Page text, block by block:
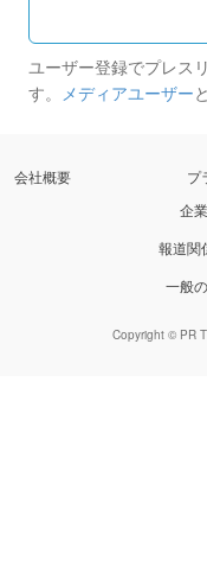
ユーザー登録でプレス
す。 メディアユーザー
会社概要 プ
企
報道関
一般
Copyright © PR